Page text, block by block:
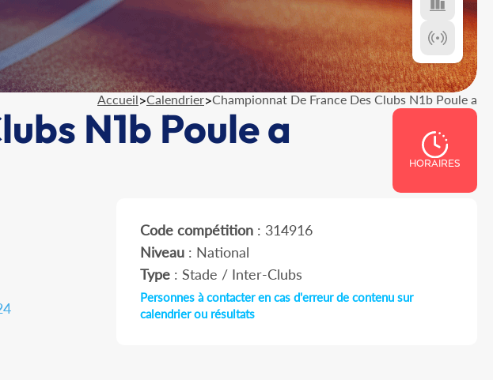
Accueil>Calendrier>Championnat De France Des Clubs N1b Poule a
N1b Poule a
HORAIRES
Code compétition: 314916
Niveau: National
Type: Stade / Inter-Clubs
Personnes à contacter en cas d'erreur de contenu sur
calendrier ou résultats